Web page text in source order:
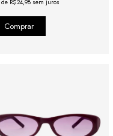
de R$24,98 sem juros